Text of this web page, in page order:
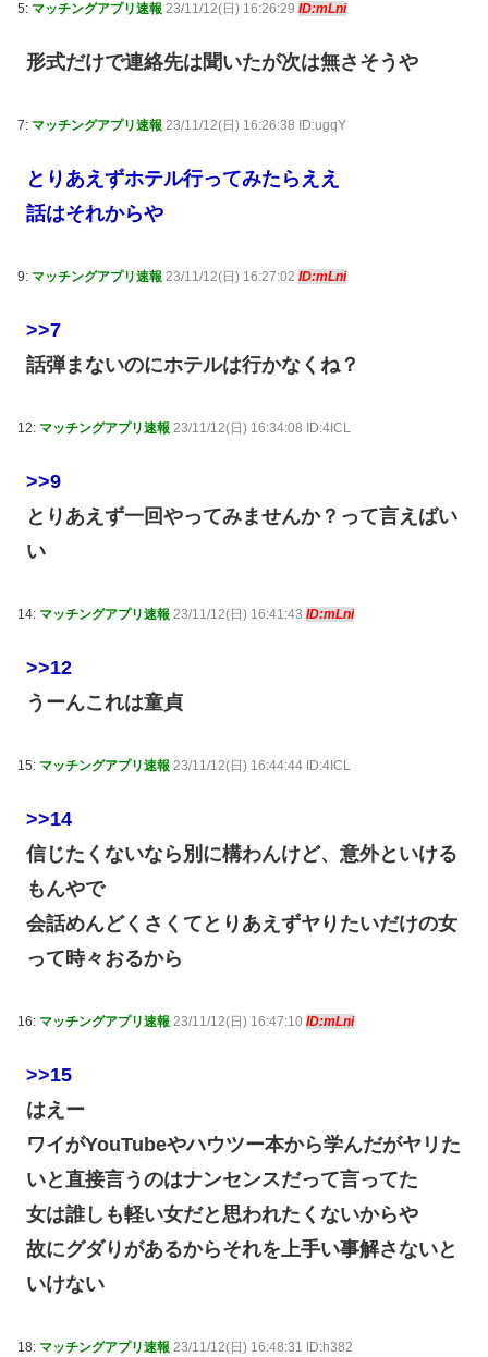
5: マッチングアプリ速報 23/11/12(日) 16:26:29 ID:mLni
形式だけで連絡先は聞いたが次は無さそうや
7: マッチングアプリ速報 23/11/12(日) 16:26:38 ID:ugqY
とりあえずホテル行ってみたらええ
話はそれからや
9: マッチングアプリ速報 23/11/12(日) 16:27:02 ID:mLni
>>7
話弾まないのにホテルは行かなくね？
12: マッチングアプリ速報 23/11/12(日) 16:34:08 ID:4ICL
>>9
とりあえず一回やってみませんか？って言えばい
い
14: マッチングアプリ速報 23/11/12(日) 16:41:43 ID:mLni
>>12
うーんこれは童貞
15: マッチングアプリ速報 23/11/12(日) 16:44:44 ID:4ICL
>>14
信じたくないなら別に構わんけど、意外といける
もんやで
会話めんどくさくてとりあえずヤりたいだけの女
って時々おるから
16: マッチングアプリ速報 23/11/12(日) 16:47:10 ID:mLni
>>15
はえー
ワイがYouTubeやハウツー本から学んだがヤリた
いと直接言うのはナンセンスだって言ってた
女は誰しも軽い女だと思われたくないからや
故にグダりがあるからそれを上手い事解さないと
いけない
18: マッチングアプリ速報 23/11/12(日) 16:48:31 ID:h382